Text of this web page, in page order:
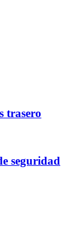
trasero
seguridad